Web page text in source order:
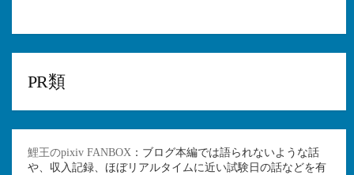
PR類
鯉王のpixiv FANBOX ：ブログ本編では語られないような話
や、収入記録、ほぼリアルタイムに近い試験日の話などを有